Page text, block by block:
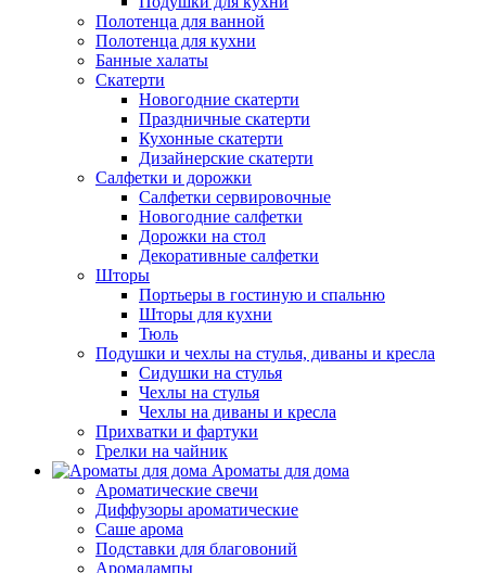
Полотенца для ванной
Полотенца для кухни
Банные халаты
Скатерти
Новогодние скатерти
Праздничные скатерти
Кухонные скатерти
Дизайнерские скатерти
Салфетки и дорожки
Салфетки сервировочные
Новогодние салфетки
Дорожки на стол
Декоративные салфетки
Шторы
Портьеры в гостиную и спальню
Шторы для кухни
Тюль
Подушки и чехлы на стулья, диваны и кресла
Сидушки на стулья
Чехлы на стулья
Чехлы на диваны и кресла
Прихватки и фартуки
Грелки на чайник
Ароматы для дома
Ароматические свечи
Диффузоры ароматические
Саше арома
Подставки для благовоний
Аромалампы